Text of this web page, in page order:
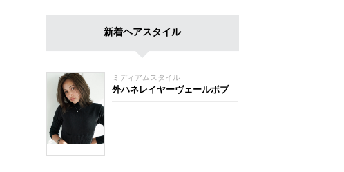
新着ヘアスタイル
ミディアムスタイル
外ハネレイヤーヴェールボブ